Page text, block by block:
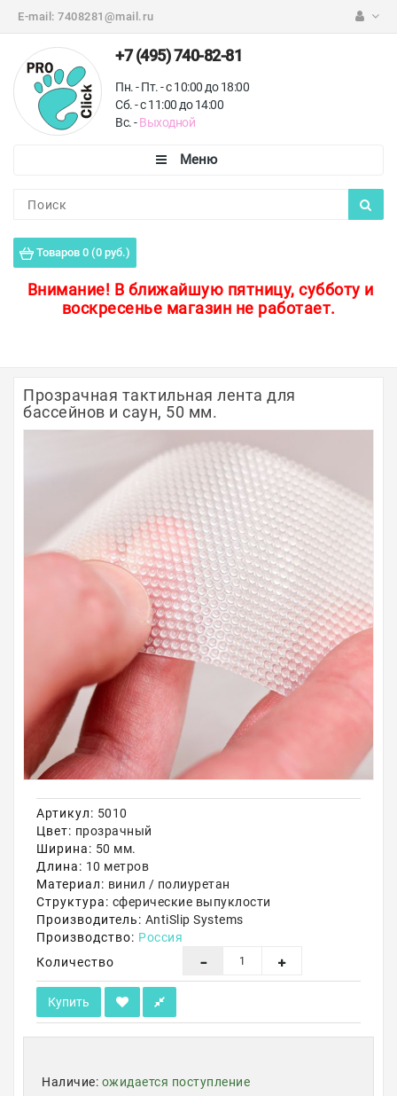
E-mail: 7408281@mail.ru
+7 (495) 740-82-81
Пн. - Пт. - с 10:00 до 18:00
Сб. - с 11:00 до 14:00
Вс. -Выходной
Товаров 0 (0 руб.)
Внимание! В ближайшую пятницу, субботу и
воскресенье магазин не работает.
Пороги для пола
Защитные уголки
Полосы из металла
Профили для стекла и SPC
Обводы для труб
Алюминиевые профили
Крепёж и крепления
Оплата
Доставка
Самовывоз
Акции
Прозрачная тактильная лента для
бассейнов и саун, 50 мм.
Артикул: 5010
Цвет: прозрачный
Ширина: 50 мм.
Длина: 10 метров
Материал: винил / полиуретан
Структура: сферические выпуклости
Производитель: AntiSlip Systems
Производство: Россия
Количество
Купить
Наличие: ожидается поступление